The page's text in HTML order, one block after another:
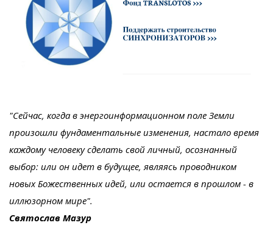
"Сейчас, когда в энергоинформационном поле Земли
произошли фундаментальные изменения, настало время
каждому человеку сделать свой личный, осознанный
выбор: или он идет в будущее, являясь проводником
новых Божественных идей, или остается в прошлом - в
иллюзорном мире".
Святослав Мазур